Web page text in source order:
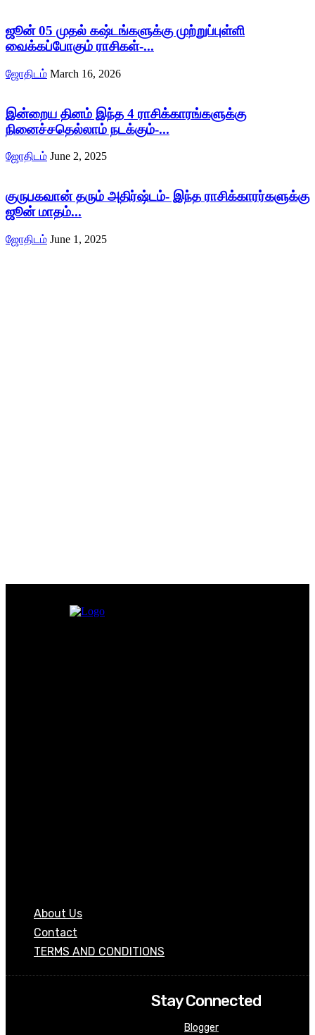
ஜூன் 05 முதல் கஷ்டங்களுக்கு முற்றுப்புள்ளி
வைக்கப்போகும் ராசிகள்-...
ஜோதிடம் March 16, 2026
இன்றைய தினம் இந்த 4 ராசிக்காரங்களுக்கு
நினைச்சதெல்லாம் நடக்கும்-...
ஜோதிடம் June 2, 2025
குருபகவான் தரும் அதிர்ஷ்டம்- இந்த ராசிக்காரர்களுக்கு
ஜூன் மாதம்...
ஜோதிடம் June 1, 2025
About Us
Contact
TERMS AND CONDITIONS
Stay Connected
Blogger